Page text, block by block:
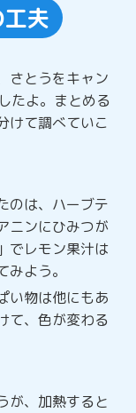
夫
さとうをキャン
たよ。まとめる
けて調べていこ
のは、ハーブテ
ニンにひみつが
でレモン果汁は
よう。
い物は他にもあ
て、色が変わる
が、加熱すると